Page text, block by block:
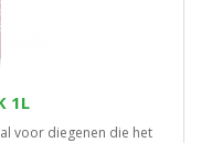
1L
voor diegenen die het